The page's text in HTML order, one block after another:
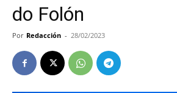
do Folón
Por Redacción - 28/02/2023